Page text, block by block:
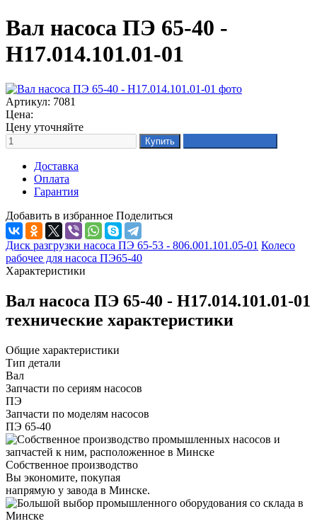
Вал насоса ПЭ 65-40 -
Н17.014.101.01-01
Артикул: 7081
Цена:
Цену уточняйте
Доставка
Оплата
Гарантия
Добавить в избранное Поделиться
Диск разгрузки насоса ПЭ 65-53 - 806.001.101.05-01 Колесо
рабочее для насоса ПЭ65-40
Характеристики
Вал насоса ПЭ 65-40 - Н17.014.101.01-01
технические характеристики
Общие характеристики
Тип детали
Вал
Запчасти по сериям насосов
ПЭ
Запчасти по моделям насосов
ПЭ 65-40
Собственное производство
Вы экономите, покупая
напрямую у завода в Минске.